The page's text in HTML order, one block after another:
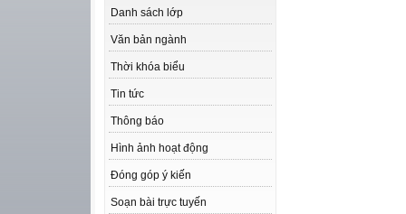
Danh sách lớp
Văn bản ngành
Thời khóa biểu
Tin tức
Thông báo
Hình ảnh hoạt động
Đóng góp ý kiến
Soạn bài trực tuyến